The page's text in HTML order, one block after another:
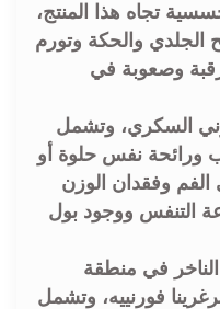
تجاه هذا المنتج،
والحكة وتورم
وصعوبة في
السكري، وتشمل
ورائحة نفس حلوة أو
وفقدان الوزن
التنفس ووجود بول
الناخر في منطقة
فورنييه، وتشمل